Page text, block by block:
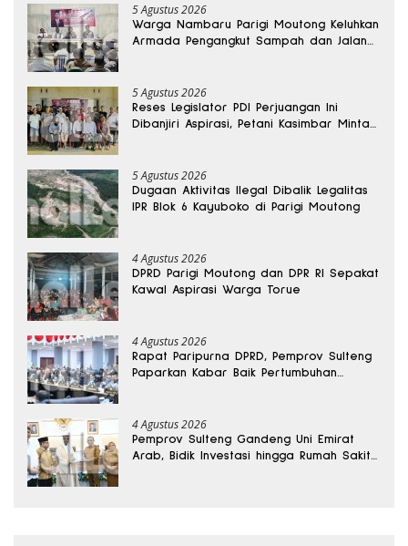
5 Agustus 2026
Warga Nambaru Parigi Moutong Keluhkan
Armada Pengangkut Sampah dan Jalan
5 Agustus 2026
Reses Legislator PDI Perjuangan Ini
Dibanjiri Aspirasi, Petani Kasimbar Minta
5 Agustus 2026
Dugaan Aktivitas Ilegal Dibalik Legalitas
IPR Blok 6 Kayuboko di Parigi Moutong
4 Agustus 2026
DPRD Parigi Moutong dan DPR RI Sepakat
Kawal Aspirasi Warga Torue
4 Agustus 2026
Rapat Paripurna DPRD, Pemprov Sulteng
Paparkan Kabar Baik Pertumbuhan
4 Agustus 2026
Pemprov Sulteng Gandeng Uni Emirat
Arab, Bidik Investasi hingga Rumah Sakit